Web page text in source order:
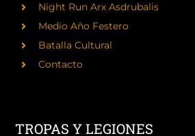
Night Run Arx Asdrubalis
Medio Año Festero
Batalla Cultural
Contacto
TROPAS Y LEGIONES